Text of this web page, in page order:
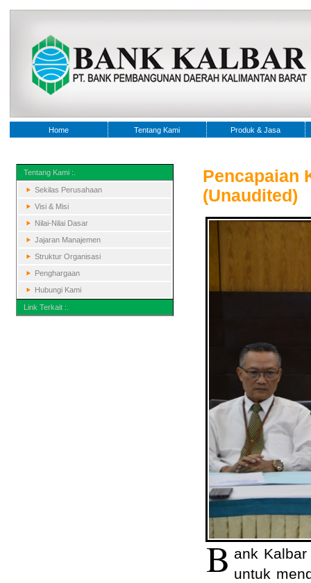
Home Tentang Kami Produk & Jasa
Tentang Kami :.
Sekilas Perusahaan
Visi & Misi
Nilai-Nilai Dasar
Jajaran Manajemen
Struktur Organisasi
Penghargaan
Hubungi Kami
Link Terkait :.
Pencapaian
(Unaudited)
B ank
untuk